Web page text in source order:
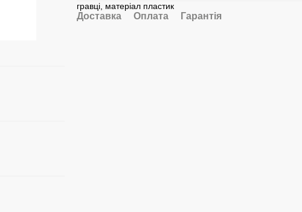
гравці, матеріал пластик
Доставка Оплата Гарантія